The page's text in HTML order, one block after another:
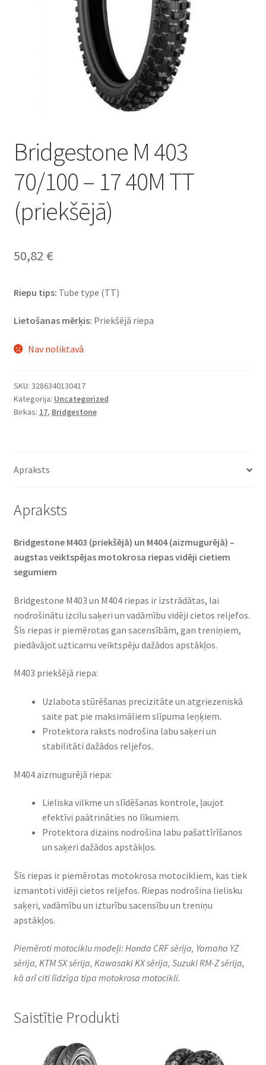
Bridgestone M 403
70/100 – 17 40M TT
(priekšējā)
50,82 €
Riepu tips: Tube type (TT)
Lietošanas mērķis: Priekšējā riepa
Nav noliktavā
SKU: 3286340130417
Kategorija: Uncategorized
Birkas: 17, Bridgestone
Apraksts
Apraksts
Bridgestone M403 (priekšējā) un M404 (aizmugurējā) –
augstas veiktspējas motokrosa riepas vidēji cietiem
segumiem
Bridgestone M403 un M404 riepas ir izstrādātas, lai
nodrošinātu izcilu saķeri un vadāmību vidēji cietos reljefos.
Šīs riepas ir piemērotas gan sacensībām, gan treniņiem,
piedāvājot uzticamu veiktspēju dažādos apstākļos.​
M403 priekšējā riepa:
Uzlabota stūrēšanas precizitāte un atgriezeniskā
saite pat pie maksimāliem slīpuma leņķiem.​
Protektora raksts nodrošina labu saķeri un
stabilitāti dažādos reljefos.​
M404 aizmugurējā riepa:
Lieliska vilkme un slīdēšanas kontrole, ļaujot
efektīvi paātrināties no līkumiem.​
Protektora dizains nodrošina labu pašattīrīšanos
un saķeri dažādos apstākļos.​
Šīs riepas ir piemērotas motokrosa motocikliem, kas tiek
izmantoti vidēji cietos reljefos. Riepas nodrošina lielisku
saķeri, vadāmību un izturību sacensību un treniņu
apstākļos.​
Piemēroti motociklu modeļi: Honda CRF sērija, Yamaha YZ
sērija, KTM SX sērija, Kawasaki KX sērija, Suzuki RM-Z sērija,
kā arī citi līdzīga tipa motokrosa motocikli.
Saistītie Produkti